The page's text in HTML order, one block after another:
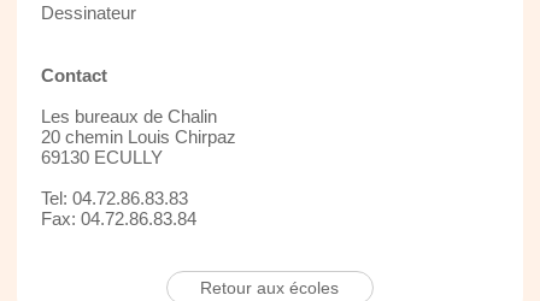
Dessinateur
Contact
Les bureaux de Chalin
20 chemin Louis Chirpaz
69130 ECULLY
Tel: 04.72.86.83.83
Fax: 04.72.86.83.84
Retour aux écoles